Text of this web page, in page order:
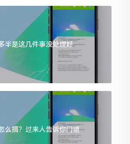
半是这几件事没处理好
么搞？过来人告诉你门道